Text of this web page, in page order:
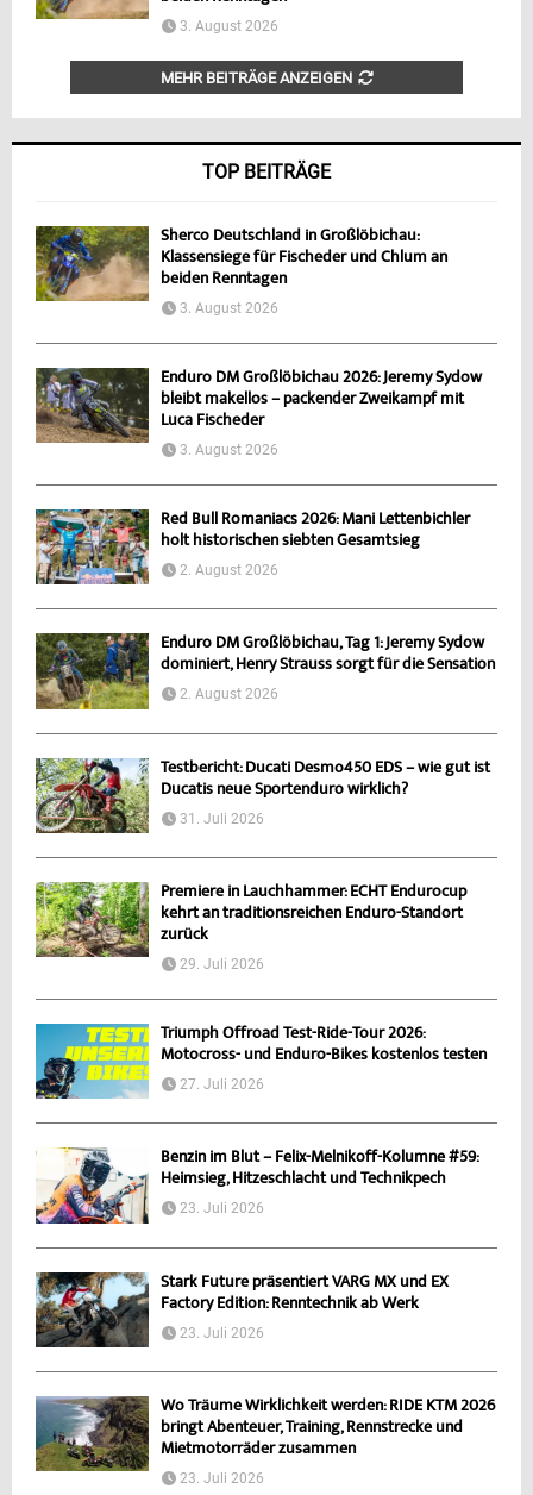
3. August 2026
MEHR BEITRÄGE ANZEIGEN
TOP BEITRÄGE
Sherco Deutschland in Großlöbichau:
Klassensiege für Fischeder und Chlum an
beiden Renntagen
3. August 2026
Enduro DM Großlöbichau 2026: Jeremy Sydow
bleibt makellos – packender Zweikampf mit
Luca Fischeder
3. August 2026
Red Bull Romaniacs 2026: Mani Lettenbichler
holt historischen siebten Gesamtsieg
2. August 2026
Enduro DM Großlöbichau, Tag 1: Jeremy Sydow
dominiert, Henry Strauss sorgt für die Sensation
2. August 2026
Testbericht: Ducati Desmo450 EDS – wie gut ist
Ducatis neue Sportenduro wirklich?
31. Juli 2026
Premiere in Lauchhammer: ECHT Endurocup
kehrt an traditionsreichen Enduro-Standort
zurück
29. Juli 2026
Triumph Offroad Test-Ride-Tour 2026:
Motocross- und Enduro-Bikes kostenlos testen
27. Juli 2026
Benzin im Blut – Felix-Melnikoff-Kolumne #59:
Heimsieg, Hitzeschlacht und Technikpech
23. Juli 2026
Stark Future präsentiert VARG MX und EX
Factory Edition: Renntechnik ab Werk
23. Juli 2026
Wo Träume Wirklichkeit werden: RIDE KTM 2026
bringt Abenteuer, Training, Rennstrecke und
Mietmotorräder zusammen
23. Juli 2026